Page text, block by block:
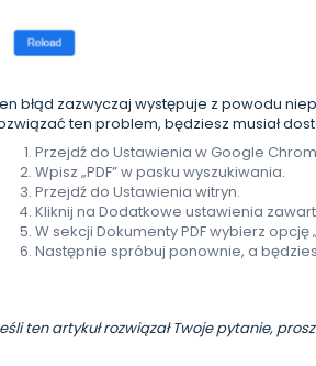
błąd zazwyczaj występuje z powodu
ten problem, będziesz musiał
Przejdź do Ustawienia w Google
Wpisz „PDF” w pasku wyszukiwania.
Przejdź do Ustawienia witryn.
Kliknij na Dodatkowe ustawienia
W sekcji Dokumenty PDF wybierz opcję
Następnie spróbuj ponownie, a
ten artykuł rozwiązał Twoje pytanie,